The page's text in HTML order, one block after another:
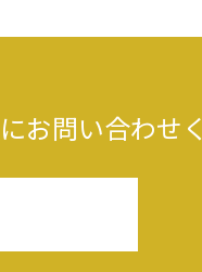
お問い合わせ